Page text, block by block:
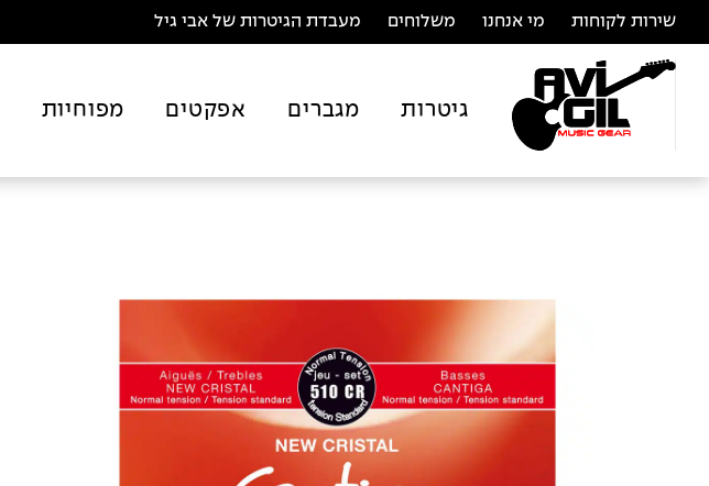
שירות לקוחות מי אנחנו משלוחים מעבדת הגיטרות של אבי גיל
גיטרות מגברים אפקטים מפוחיות